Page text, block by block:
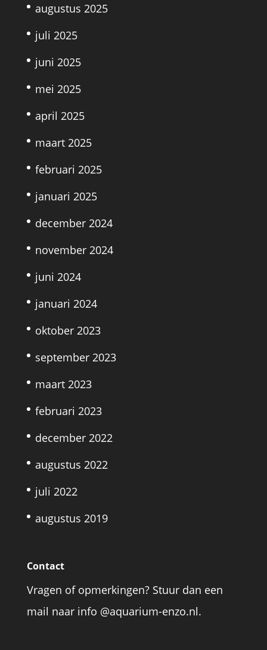
augustus 2025
juli 2025
juni 2025
mei 2025
april 2025
maart 2025
februari 2025
januari 2025
december 2024
november 2024
juni 2024
januari 2024
oktober 2023
september 2023
maart 2023
februari 2023
december 2022
augustus 2022
juli 2022
augustus 2019
Contact
Vragen of opmerkingen? Stuur dan een
mail naar info @aquarium-enzo.nl.